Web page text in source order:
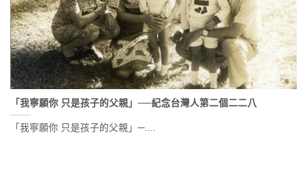
「我寧願你 只是孩子的父親」──紀念台灣人第二個二二八
「我寧願你 只是孩子的父親」─....